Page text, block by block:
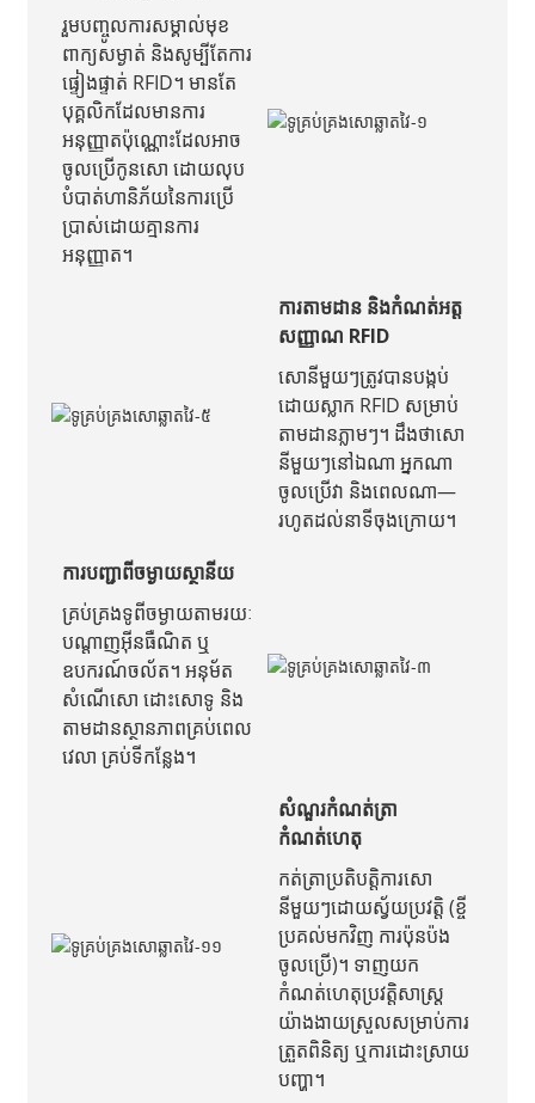
រួមបញ្ចូលការសម្គាល់មុខ
ពាក្យសម្ងាត់ និងសូម្បីតែការ
ផ្ទៀងផ្ទាត់ RFID។ មានតែ
បុគ្គលិកដែលមានការ
អនុញ្ញាតប៉ុណ្ណោះដែលអាច
ចូលប្រើកូនសោ ដោយលុប
បំបាត់ហានិភ័យនៃការប្រើ
ប្រាស់ដោយគ្មានការ
អនុញ្ញាត។
ការតាមដាន និងកំណត់អត្ត
សញ្ញាណ RFID
សោនីមួយៗត្រូវបានបង្កប់
ដោយស្លាក RFID សម្រាប់
តាមដានភ្លាមៗ។ ដឹងថាសោ
នីមួយៗនៅឯណា អ្នកណា
ចូលប្រើវា និងពេលណា—
រហូតដល់នាទីចុងក្រោយ។
ការបញ្ជាពីចម្ងាយស្ថានីយ
គ្រប់គ្រង​ទូ​ពីចម្ងាយ​តាមរយៈ​
បណ្ដាញ​អ៊ីនធឺណិត ឬ​
ឧបករណ៍​ចល័ត។ អនុម័ត​
សំណើ​សោ ដោះសោ​ទូ និង​
តាមដាន​ស្ថានភាព​គ្រប់ពេល
វេលា គ្រប់ទីកន្លែង។
សំណួរ​កំណត់ត្រា​
កំណត់ហេតុ
កត់ត្រាប្រតិបត្តិការសោ
នីមួយៗដោយស្វ័យប្រវត្តិ (ខ្ចី
ប្រគល់មកវិញ ការប៉ុនប៉ង
ចូលប្រើ)។ ទាញយក
កំណត់ហេតុប្រវត្តិសាស្ត្រ
យ៉ាងងាយស្រួលសម្រាប់ការ
ត្រួតពិនិត្យ ឬការដោះស្រាយ
បញ្ហា។